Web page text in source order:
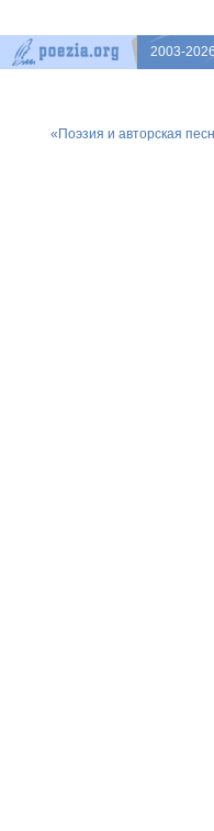
2003-
«Поэзия и авторская